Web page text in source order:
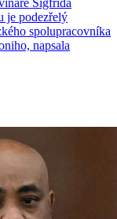
Sigfrida
je podezřelý
spolupracovníka
napsala